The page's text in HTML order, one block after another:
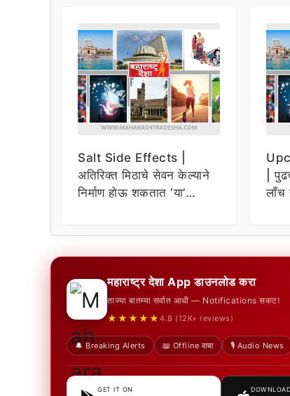
Salt Side Effects |
अतिरिक्त मिठाचे सेवन केल्याने
निर्माण होऊ शकतात ‘या’
|
लाँच
महाराष्ट्र देशा App डाउनलोड करा
ताज्या बातम्या सर्वात आधी — Notifications सकट!
★★★★★ 4.8 (12K+ reviews)
🔔 Breaking Alerts 📖 Offline वाचा 🎙️ Audio News
GET IT ON